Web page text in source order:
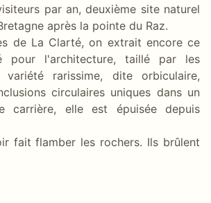
par an, deuxième site naturel
après la pointe du Raz.
de La Clarté, on extrait encore ce
pour l'architecture, taillé par les
variété rarissime, dite orbiculaire,
circulaires uniques dans un
carrière, elle est épuisée depuis
fait flamber les rochers. Ils brûlent